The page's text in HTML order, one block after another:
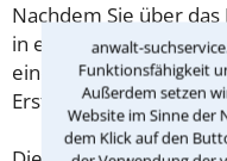
anwalt-
Funktionsfähigkeit
Außerdem setzen
Website im Sinne der
dem Klick auf den
Nachdem Sie über
in einer Kanzlei
eine Checkliste zur
Erstgespräch